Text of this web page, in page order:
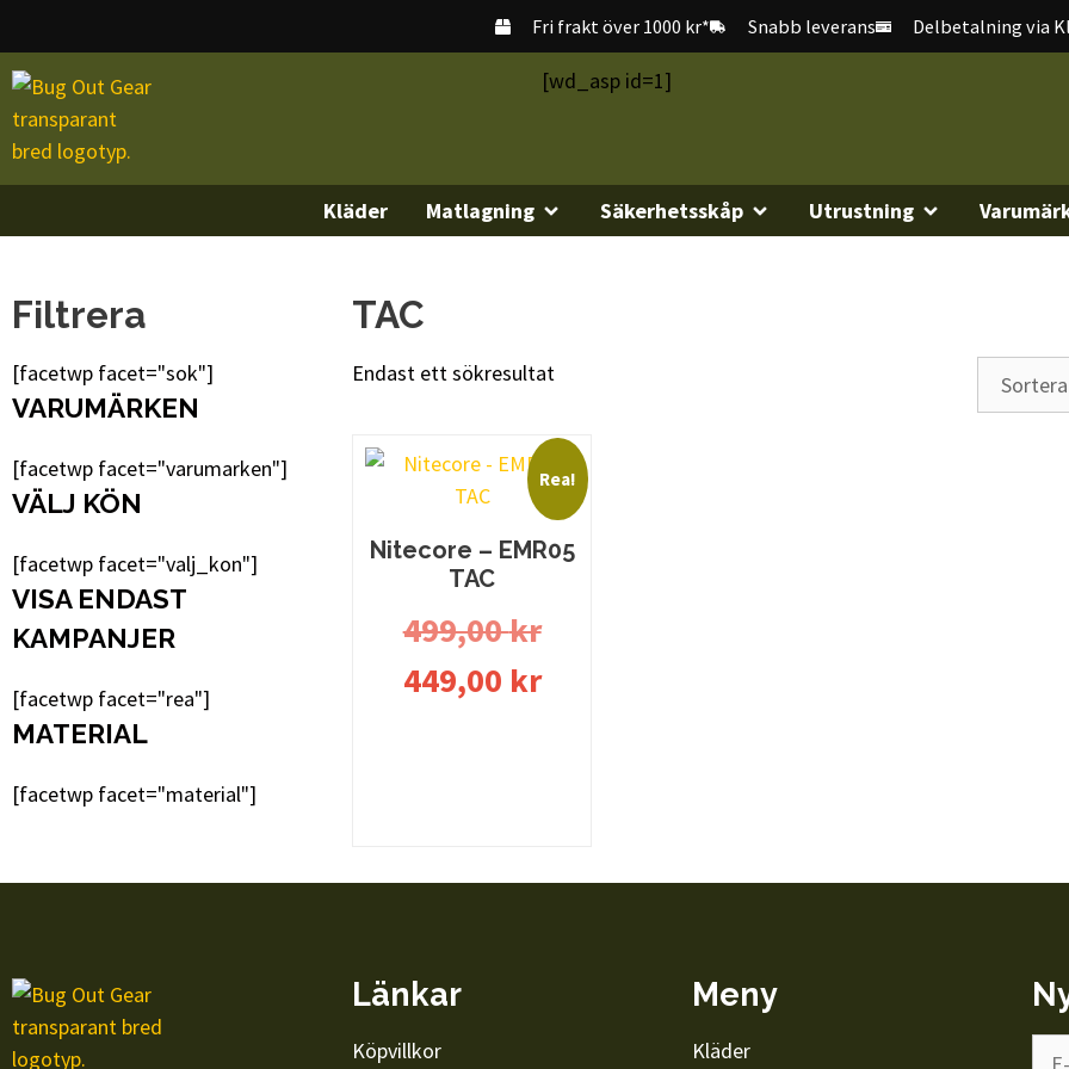
Fri frakt över 1000 kr* Snabb leverans Delbetalning via
[wd_asp id=1]
Kläder Matlagning Säkerhetsskåp Utrustning
Filtrera
[facetwp facet="sok"]
VARUMÄRKEN
[facetwp facet="varumarken"]
VÄLJ KÖN
[facetwp facet="valj_kon"]
VISA ENDAST
KAMPANJER
[facetwp facet="rea"]
MATERIAL
[facetwp facet="material"]
TAC
Endast ett sökresultat
Rea!
Nitecore – EMR05
TAC
499,00kr
449,00 kr
Länkar
Köpvillkor
Meny
Kläder